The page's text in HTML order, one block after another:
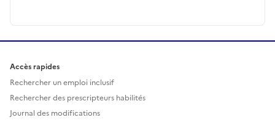
Accès rapides
Rechercher un emploi inclusif
Rechercher des prescripteurs habilités
Journal des modifications